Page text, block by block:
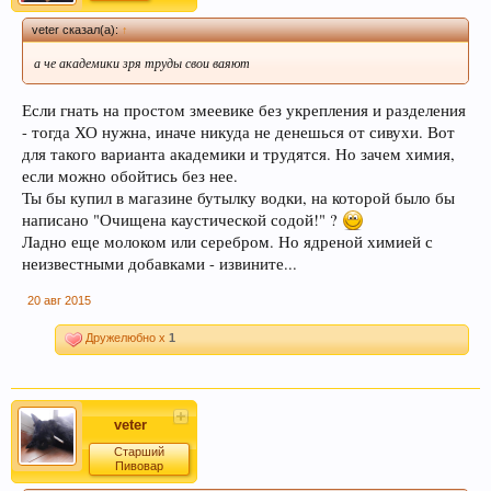
добавлять Ключевые слова. Данная функция
позволяет новичкам форума быстро находить
нужную информацию по Облаку тэгов справа.
и по возможности прописать в существующих
темах ключевые слова внизу страницы.
Спасибо! С уважением, администрация
форума.
Уважаемый пользователь Гость, просьба быть
сообщения в спец. темах (все разделы форума кроме
смыслу той теме в которой были написаны - будут
удалены без предупреждения (даже если несут в себе
стоило"). Форум растет - содержать его "в чистоте"
становиться сложнее, просим не усложнять труд
модератора. Если Вы в растерянности по поводу поиска
нужной темы – этот момент можно уточнить в чате
Надеемся на понимание, с ув, администрация форума.
veter сказал(а):↑
а че академики зря труды свои ваяют
Если гнать на простом змеевике без укрепления и разделения
- тогда ХО нужна, иначе никуда не денешься от сивухи. Вот
для такого варианта академики и трудятся. Но зачем химия,
если можно обойтись без нее.
Ты бы купил в магазине бутылку водки, на которой было бы
написано "Очищена каустической содой!" ?
Ладно еще молоком или серебром. Но ядреной химией с
неизвестными добавками - извините...
20 авг 2015
Дружелюбно x 1
veter
Старший
Пивовар